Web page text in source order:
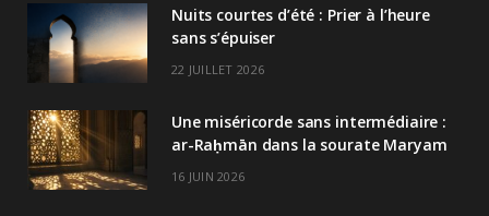
Nuits courtes d’été : Prier à l’heure
sans s’épuiser
22 JUILLET 2026
Une miséricorde sans intermédiaire :
ar-Raḥmān dans la sourate Maryam
16 JUIN 2026